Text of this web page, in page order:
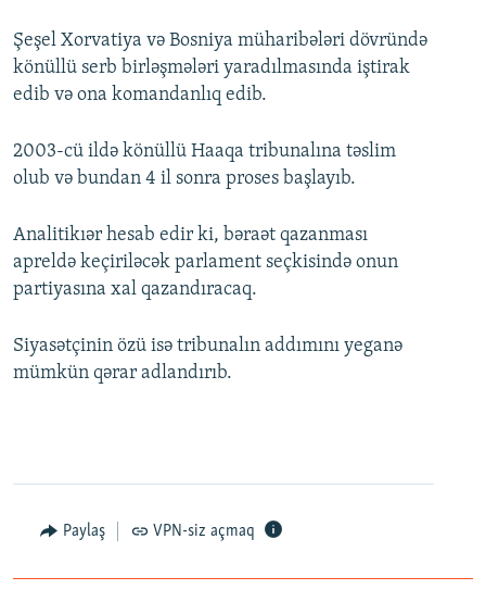
Şeşel Xorvatiya və Bosniya müharibələri dövründə
könüllü serb birləşmələri yaradılmasında iştirak
edib və ona komandanlıq edib.
2003-cü ildə könüllü Haaqa tribunalına təslim
olub və bundan 4 il sonra proses başlayıb.
Analitikıər hesab edir ki, bəraət qazanması
apreldə keçiriləcək parlament seçkisində onun
partiyasına xal qazandıracaq.
Siyasətçinin özü isə tribunalın addımını yeganə
mümkün qərar adlandırıb.
Paylaş VPN-siz açmaq